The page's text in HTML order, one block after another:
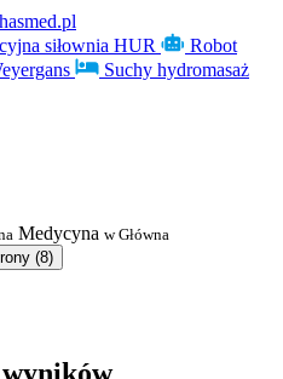
siłownia HUR
Robot
Suchy hydromasaż
Medycyna w Główna
(8)